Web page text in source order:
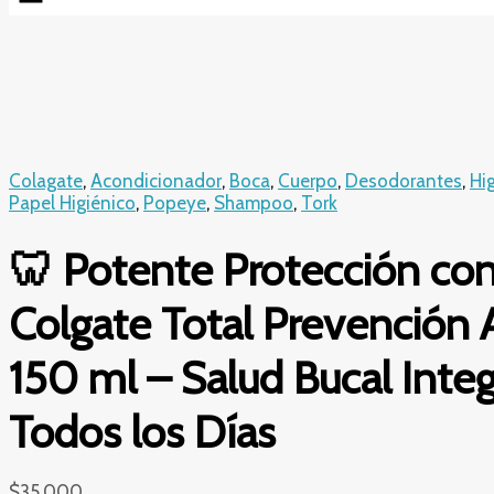
Colagate, Acondicionador, Boca, Cuerpo, Desodorantes,
Papel Higiénico, Popeye, Shampoo, Tork
🦷 Potente Protección
Colgate Total Prevención
150 ml – Salud Bucal
Todos los Días